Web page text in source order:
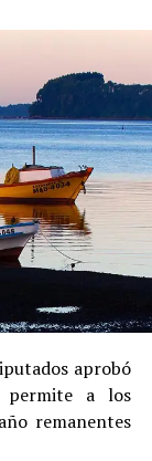
aprobó
permite a los
remanentes